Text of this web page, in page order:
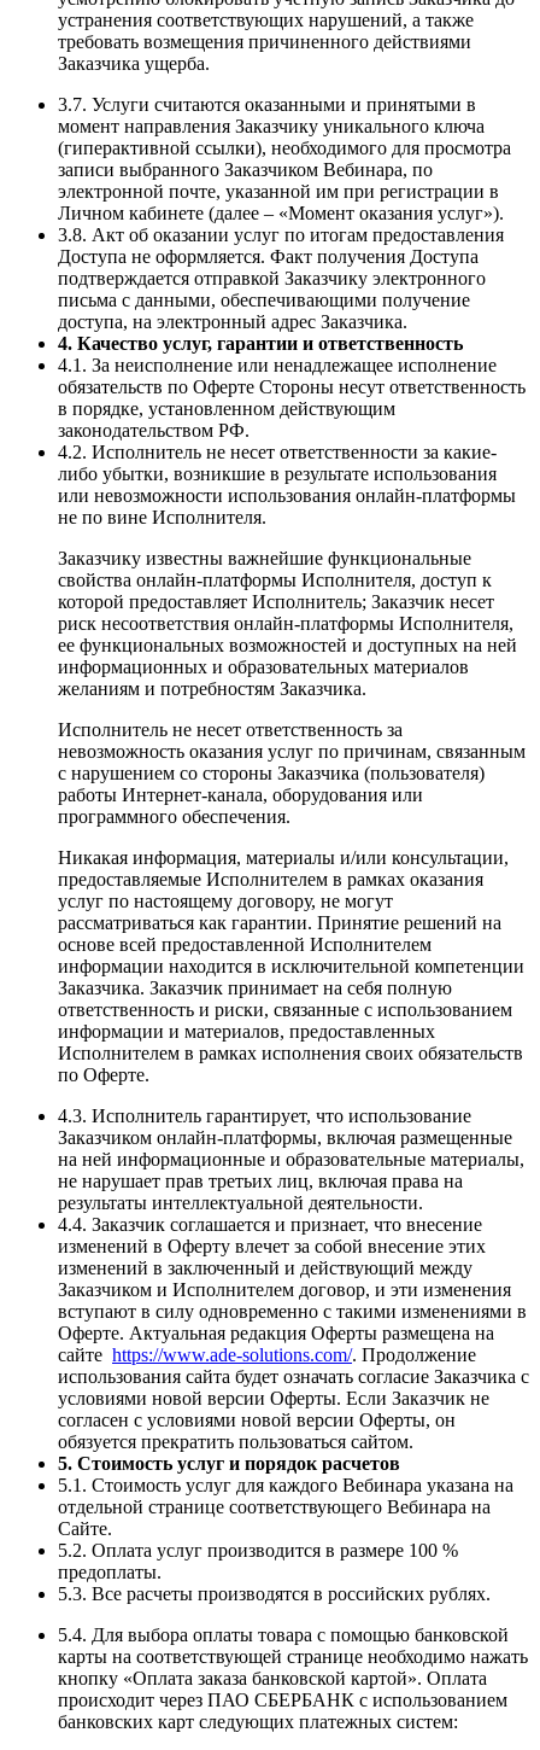
устранения соответствующих нарушений, а также
требовать возмещения причиненного действиями
Заказчика ущерба.
3.7. Услуги считаются оказанными и принятыми в
момент направления Заказчику уникального ключа
(гиперактивной ссылки), необходимого для просмотра
записи выбранного Заказчиком Вебинара, по
электронной почте, указанной им при регистрации в
Личном кабинете (далее – «Момент оказания услуг»).
3.8. Акт об оказании услуг по итогам предоставления
Доступа не оформляется. Факт получения Доступа
подтверждается отправкой Заказчику электронного
письма с данными, обеспечивающими получение
доступа, на электронный адрес Заказчика.
4. Качество услуг, гарантии и ответственность
4.1. За неисполнение или ненадлежащее исполнение
обязательств по Оферте Стороны несут ответственность
в порядке, установленном действующим
законодательством РФ.
4.2. Исполнитель не несет ответственности за какие-
либо убытки, возникшие в результате использования
или невозможности использования онлайн-платформы
не по вине Исполнителя.
Заказчику известны важнейшие функциональные
свойства онлайн-платформы Исполнителя, доступ к
которой предоставляет Исполнитель; Заказчик несет
риск несоответствия онлайн-платформы Исполнителя,
ее функциональных возможностей и доступных на ней
информационных и образовательных материалов
желаниям и потребностям Заказчика.
Исполнитель не несет ответственность за
невозможность оказания услуг по причинам, связанным
с нарушением со стороны Заказчика (пользователя)
работы Интернет-канала, оборудования или
программного обеспечения.
Никакая информация, материалы и/или консультации,
предоставляемые Исполнителем в рамках оказания
услуг по настоящему договору, не могут
рассматриваться как гарантии. Принятие решений на
основе всей предоставленной Исполнителем
информации находится в исключительной компетенции
Заказчика. Заказчик принимает на себя полную
ответственность и риски, связанные с использованием
информации и материалов, предоставленных
Исполнителем в рамках исполнения своих обязательств
по Оферте.
4.3. Исполнитель гарантирует, что использование
Заказчиком онлайн-платформы, включая размещенные
на ней информационные и образовательные материалы,
не нарушает прав третьих лиц, включая права на
результаты интеллектуальной деятельности.
4.4. Заказчик соглашается и признает, что внесение
изменений в Оферту влечет за собой внесение этих
изменений в заключенный и действующий между
Заказчиком и Исполнителем договор, и эти изменения
вступают в силу одновременно с такими изменениями в
Оферте. Актуальная редакция Оферты размещена на
сайте https://www.ade-solutions.com/. Продолжение
использования сайта будет означать согласие Заказчика с
условиями новой версии Оферты. Если Заказчик не
согласен с условиями новой версии Оферты, он
обязуется прекратить пользоваться сайтом.
5. Стоимость услуг и порядок расчетов
5.1. Стоимость услуг для каждого Вебинара указана на
отдельной странице соответствующего Вебинара на
Сайте.
5.2. Оплата услуг производится в размере 100 %
предоплаты.
5.3. Все расчеты производятся в российских рублях.
5.4. Для выбора оплаты товара с помощью банковской
карты на соответствующей странице необходимо нажать
кнопку «Оплата заказа банковской картой». Оплата
происходит через ПАО СБЕРБАНК с использованием
банковских карт следующих платежных систем: